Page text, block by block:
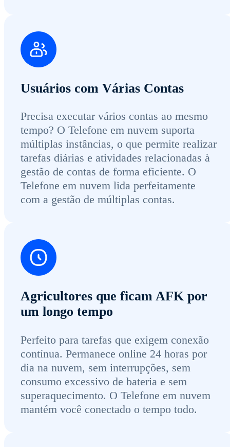
Usuários com Várias Contas
Precisa executar vários contas ao mesmo
tempo? O Telefone em nuvem suporta
múltiplas instâncias, o que permite realizar
tarefas diárias e atividades relacionadas à
gestão de contas de forma eficiente. O
Telefone em nuvem lida perfeitamente
com a gestão de múltiplas contas.
Agricultores que ficam AFK por
um longo tempo
Perfeito para tarefas que exigem conexão
contínua. Permanece online 24 horas por
dia na nuvem, sem interrupções, sem
consumo excessivo de bateria e sem
superaquecimento. O Telefone em nuvem
mantém você conectado o tempo todo.